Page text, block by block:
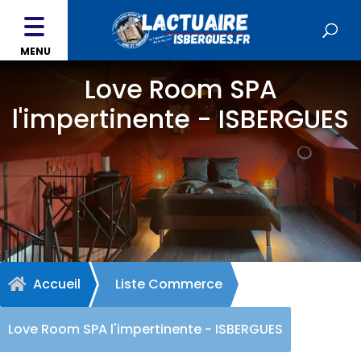
MENU
Love Room SPA
l'impertinente - ISBERGUES
 Accueil Liste Commerce
Love Room SPA l'impertinente - ISBERGUES